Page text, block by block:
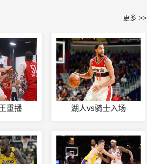
更多 >>
重播 湖人vs骑士入场